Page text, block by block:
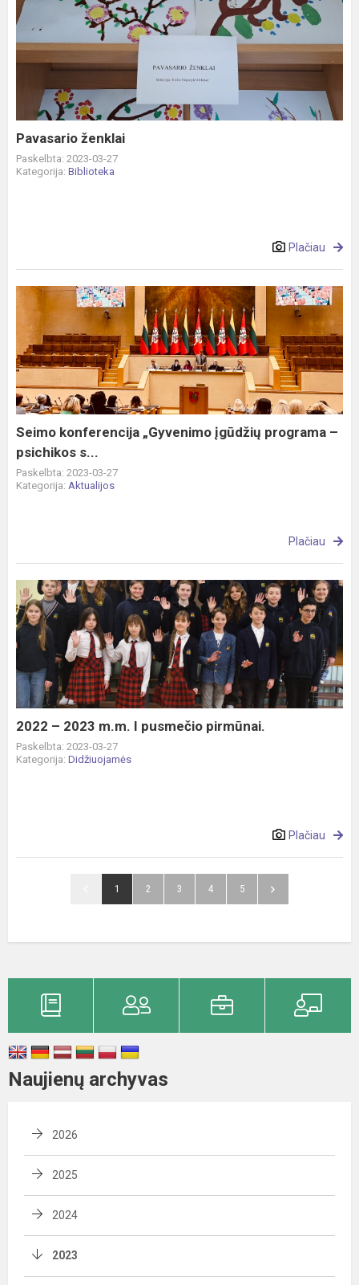
ženklai
Pavasario ženklai
Paskelbta: 2023-03-27
Kategorija: Biblioteka
Plačiau
Seimo
konferencija
„Gyvenimo
įgūdžių
programa
–
psichikos
s...
Seimo konferencija „Gyvenimo įgūdžių programa –
psichikos s...
Paskelbta: 2023-03-27
Kategorija: Aktualijos
Plačiau
2022
–
2023
m.m.
I
pusmečio
pirmūnai.
2022 – 2023 m.m. I pusmečio pirmūnai.
Paskelbta: 2023-03-27
Kategorija: Didžiuojamės
Plačiau
1 2 3 4 5
Naujienų archyvas
2026
2025
2024
2023